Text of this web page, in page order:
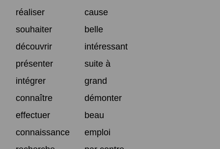
réaliser
cause
souhaiter
belle
découvrir
intéressant
présenter
suite à
intégrer
grand
connaître
démonter
effectuer
beau
connaissance
emploi